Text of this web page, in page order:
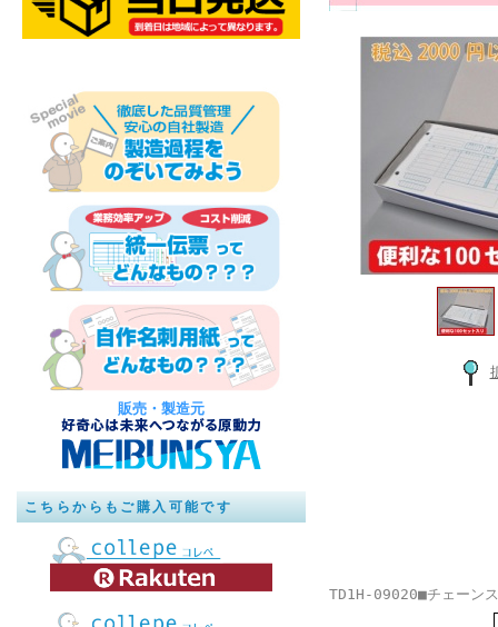
販売・製造元
こちらからもご購入可能です
TD1H-09020■チェーン